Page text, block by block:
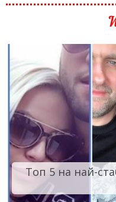
Топ 5 на най-